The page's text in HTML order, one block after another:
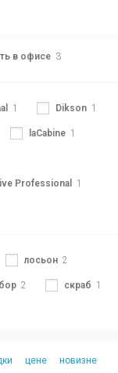
в офисе 3
1 Dikson 1
laCabine 1
Professional 1
лосьон 2
2 скраб 1
цене новизне